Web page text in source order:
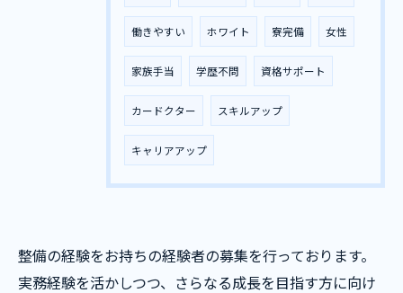
働きやすい ホワイト 寮完備 女性
家族手当 学歴不問 資格サポート
カードクター スキルアップ
キャリアアップ
整備の経験をお持ちの経験者の募集を行っております。
実務経験を活かしつつ、さらなる成長を目指す方に向け